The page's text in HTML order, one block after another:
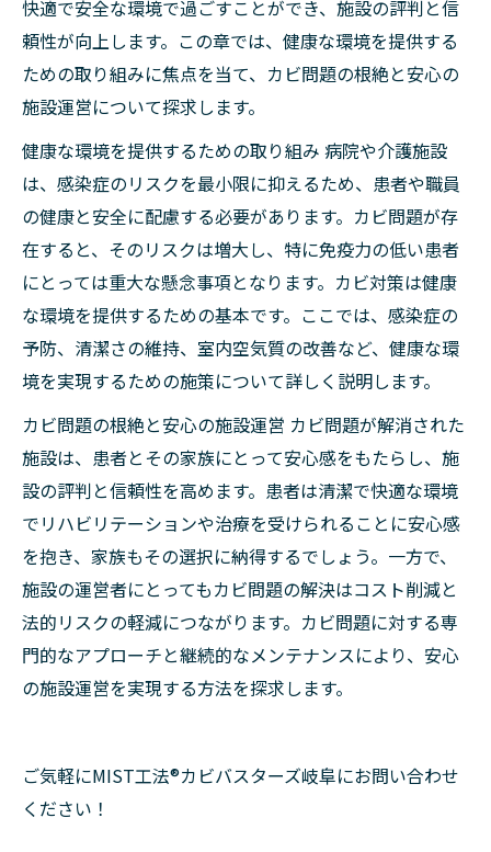
快適で安全な環境で過ごすことができ、施設の評判と信
頼性が向上します。この章では、健康な環境を提供する
ための取り組みに焦点を当て、カビ問題の根絶と安心の
施設運営について探求します。
健康な環境を提供するための取り組み 病院や介護施設
は、感染症のリスクを最小限に抑えるため、患者や職員
の健康と安全に配慮する必要があります。カビ問題が存
在すると、そのリスクは増大し、特に免疫力の低い患者
にとっては重大な懸念事項となります。カビ対策は健康
な環境を提供するための基本です。ここでは、感染症の
予防、清潔さの維持、室内空気質の改善など、健康な環
境を実現するための施策について詳しく説明します。
カビ問題の根絶と安心の施設運営 カビ問題が解消された
施設は、患者とその家族にとって安心感をもたらし、施
設の評判と信頼性を高めます。患者は清潔で快適な環境
でリハビリテーションや治療を受けられることに安心感
を抱き、家族もその選択に納得するでしょう。一方で、
施設の運営者にとってもカビ問題の解決はコスト削減と
法的リスクの軽減につながります。カビ問題に対する専
門的なアプローチと継続的なメンテナンスにより、安心
の施設運営を実現する方法を探求します。
ご気軽にMIST工法®カビバスターズ岐阜にお問い合わせ
ください！